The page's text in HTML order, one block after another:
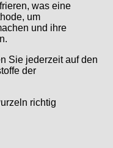
was eine
um
und ihre
Sie jederzeit auf den
der
richtig